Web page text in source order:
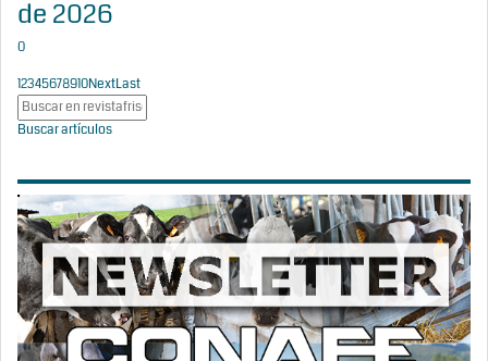
de 2026
0
12345678910NextLast
Buscar artículos